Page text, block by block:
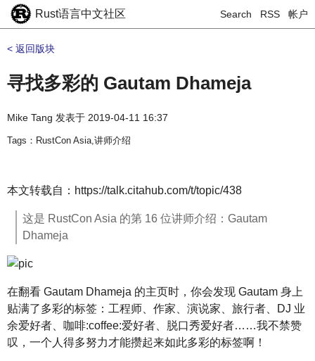
Rust语言中文社区 Search RSS 帐户
< 返回版块
寻找多彩的 Gautam Dhameja
Mike Tang 发表于 2019-04-11 16:37
Tags：RustCon Asia,讲师介绍
本文转载自：https://talk.citahub.com/t/topic/438
这是 RustCon Asia 的第 16 位讲师介绍：Gautam
Dhameja
在翻看 Gautam Dhameja 的主页时，你会发现 Gautam 身上
贴满了多彩的标签：工程师、作家、演说家、旅行者、DJ 业
余爱好者、咖啡:coffee:爱好者、脱口秀爱好者……我不禁赞
叹，一个人得多努力才能攒起来如此多彩的标签啊！